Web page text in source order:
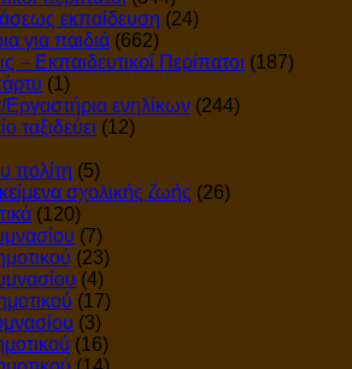
εκπαίδευση (24)
για παιδιά (662)
– Εκπαιδευτικοί Περίπατοι (187)
(1)
Εργαστήρια ενηλίκων (244)
ταξιδεύει (12)
πολίτη (5)
σχολικής ζωής (26)
(120)
(7)
(23)
(4)
(17)
(3)
(16)